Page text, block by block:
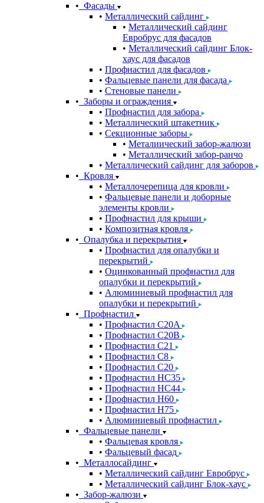
Фасады
Металлический сайдинг
Металлический сайдинг
Евробрус для фасадов
Металлический сайдинг Блок-
хаус для фасадов
Профнастил для фасадов
Фальцевые панели для фасада
Стеновые панели
Заборы и ограждения
Профнастил для забора
Металлический штакетник
Секционные заборы
Металиический забор-жалюзи
Металлический забор-ранчо
Металлический сайдинг для заборов
Кровля
Металлочерепица для кровли
Фальцевые панели и доборные
элементы кровли
Профнастил для крыши
Композитная кровля
Опалубка и перекрытия
Профнастил для опалубки и
перекрытий
Оцинкованный профнастил для
опалубки и перекрытий
Алюминиевый профнастил для
опалубки и перекрытий
Профнастил
Профнастил С20A
Профнастил С20B
Профнастил С21
Профнастил С8
Профнастил С20
Профнастил НС35
Профнастил НС44
Профнастил Н60
Профнастил Н75
Алюминиевый профнастил
Фальцевые панели
Фальцевая кровля
Фальцевый фасад
Металлосайдинг
Металлический сайдинг Евробрус
Металлический сайдинг Блок-хаус
Забор-жалюзи